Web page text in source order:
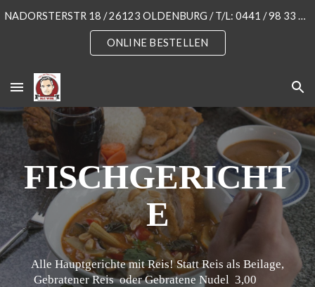
NADORSTERSTR 18 / 26123 OLDENBURG / T/L: 0441 / 98 33 55 3
ONLINE BESTELLEN
FISCHGERICHT
E
Alle Hauptgerichte mit Reis! Statt Reis als Beilage,
Gebratener Reis oder Gebratene Nudel 3,00